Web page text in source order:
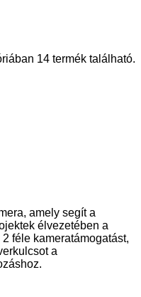
14 termék található.
amely segít a
élvezetében a
féle kameratámogatást,
a